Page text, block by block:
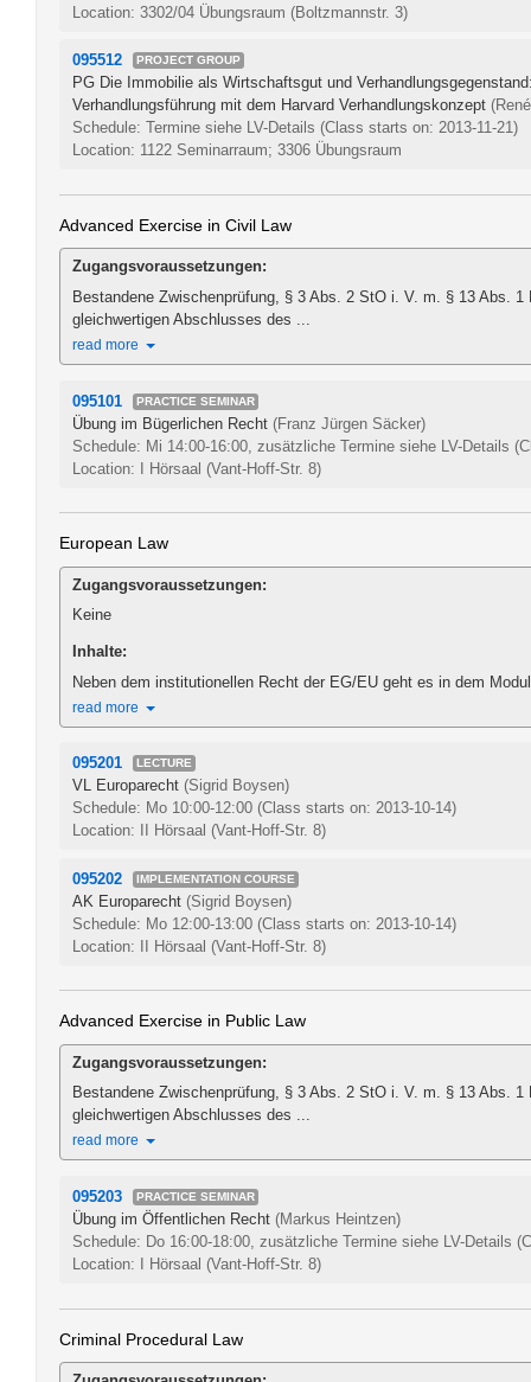
Location: 3302/04 Übungsraum (Boltzmannstr. 3)
095512 PROJECT GROUP
PG Die Immobilie als Wirtschaftsgut und
Verhandlungsführung mit dem Harvard Verhandlungskonzept
Schedule: Termine siehe LV-Details (Class starts on: 2013-11-21)
Location: 1122 Seminarraum; 3306 Übungsraum
Advanced Exercise in Civil Law
Zugangsvoraussetzungen:
Bestandene Zwischenprüfung, § 3 Abs. 2 StO i. V. m. § 13 Abs. 1
gleichwertigen Abschlusses des ...
read more
095101 PRACTICE SEMINAR
Übung im Bügerlichen Recht (Franz Jürgen Säcker)
Schedule: Mi 14:00-16:00, zusätzliche Termine siehe LV-Details
Location: I Hörsaal (Vant-Hoff-Str. 8)
European Law
Zugangsvoraussetzungen:
Keine
Inhalte:
Neben dem institutionellen Recht der EG/EU geht es in dem
read more
095201 LECTURE
VL Europarecht (Sigrid Boysen)
Schedule: Mo 10:00-12:00 (Class starts on: 2013-10-14)
Location: II Hörsaal (Vant-Hoff-Str. 8)
095202 IMPLEMENTATION COURSE
AK Europarecht (Sigrid Boysen)
Schedule: Mo 12:00-13:00 (Class starts on: 2013-10-14)
Location: II Hörsaal (Vant-Hoff-Str. 8)
Advanced Exercise in Public Law
Zugangsvoraussetzungen:
Bestandene Zwischenprüfung, § 3 Abs. 2 StO i. V. m. § 13 Abs. 1
gleichwertigen Abschlusses des ...
read more
095203 PRACTICE SEMINAR
Übung im Öffentlichen Recht (Markus Heintzen)
Schedule: Do 16:00-18:00, zusätzliche Termine siehe LV-Details
Location: I Hörsaal (Vant-Hoff-Str. 8)
Criminal Procedural Law